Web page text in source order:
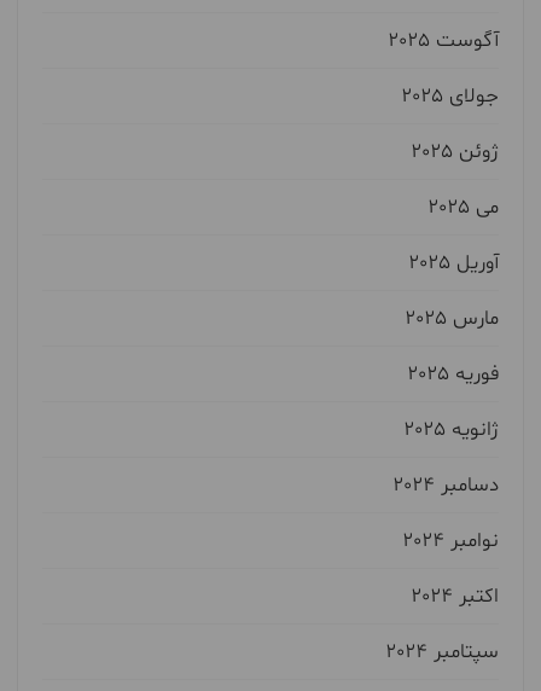
آگوست 2025
جولای 2025
ژوئن 2025
می 2025
آوریل 2025
مارس 2025
فوریه 2025
ژانویه 2025
دسامبر 2024
نوامبر 2024
اکتبر 2024
سپتامبر 2024